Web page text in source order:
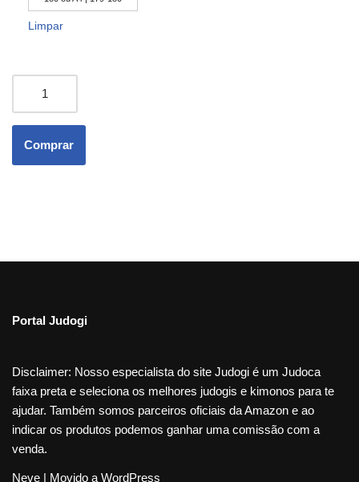
Limpar
Comprar
Portal Judogi
Disclaimer: Nosso especialista do site Judogi é um Judoca
faixa preta e seleciona os melhores judogis e kimonos para te
ajudar. Também somos parceiros oficiais da Amazon e ao
indicar os produtos podemos ganhar uma comissão com a
venda.
Neve | Movido a WordPress